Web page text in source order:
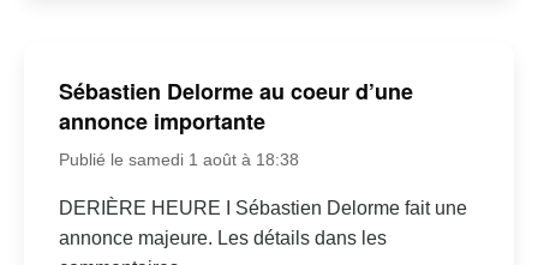
Sébastien Delorme au coeur d’une
annonce importante
Publié le samedi 1 août à 18:38
DERIÈRE HEURE I Sébastien Delorme fait une
annonce majeure. Les détails dans les